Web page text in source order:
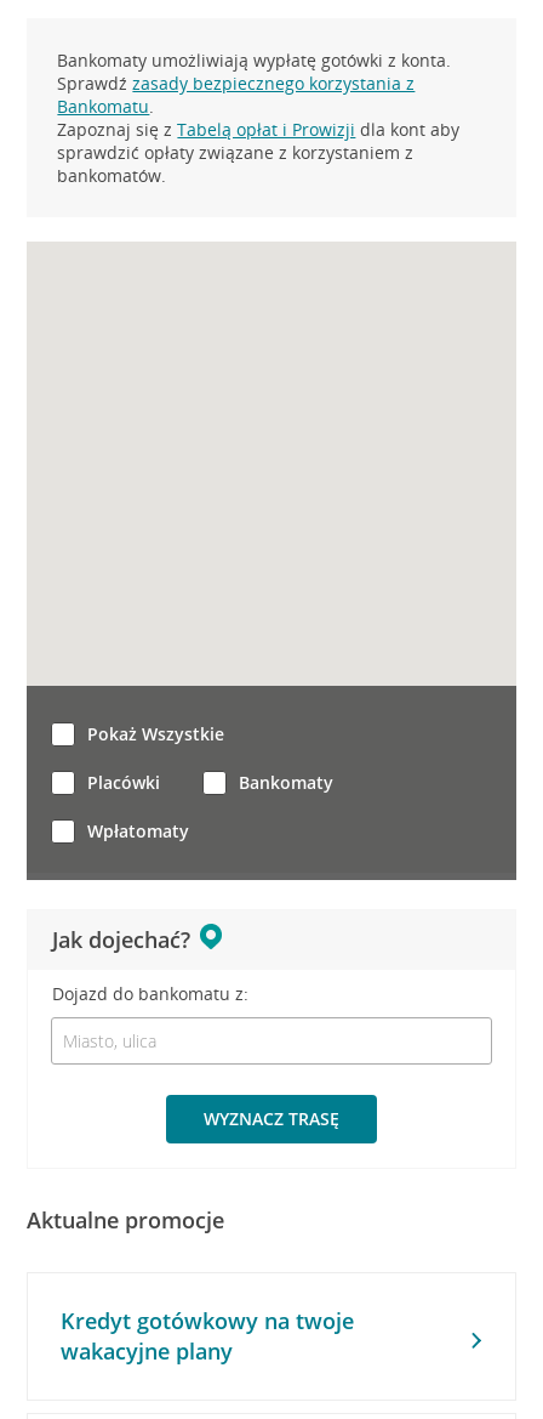
Bankomaty umożliwiają wypłatę gotówki z konta.
Sprawdźzasady bezpiecznego korzystania z
Bankomatu.
Zapoznaj się zTabelą opłat i Prowizji dla kont aby
sprawdzić opłaty związane z korzystaniem z
bankomatów.
Jak dojechać?
Dojazd do bankomatu z:
WYZNACZ TRASĘ
Pokaż Wszystkie
Placówki Bankomaty
Wpłatomaty
Aktualne promocje
Kredyt gotówkowy na twoje
wakacyjne plany